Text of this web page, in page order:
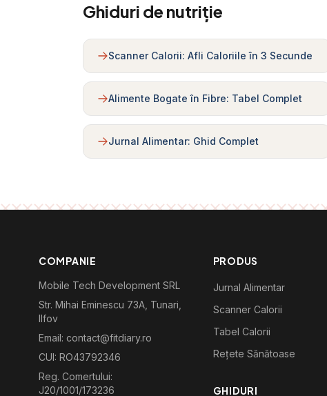
Ghiduri de nutriție
Scanner Calorii: Afli Caloriile în 3 Secunde
Alimente Bogate în Fibre: Tabel Complet
Jurnal Alimentar: Ghid Complet
COMPANIE
Mobile Tech Development SRL
Str. Mihai Eminescu 73A, Tunari,
Ilfov
Email: contact@fitdiary.ro
CUI: RO43792346
Reg. Comertului:
J20/1001/173236
PRODUS
Jurnal Alimentar
Scanner Calorii
Tabel Calorii
Rețete Sănătoase
GHIDURI